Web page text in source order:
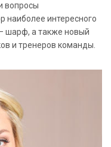
вопросы
наиболее интересного
шарф, а также новый
и тренеров команды.